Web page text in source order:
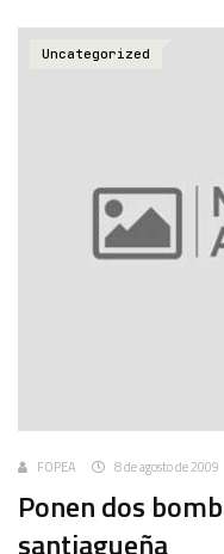
Uncategorized
FOPEA 8 de agosto de 2009
Ponen dos
santiagueña